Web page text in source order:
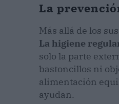
La
Más allá de los
La higiene
solo la parte
bastoncillos ni
alimentación
ayudan.